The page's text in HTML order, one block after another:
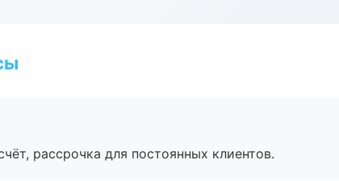
рассрочка для постоянных клиентов.